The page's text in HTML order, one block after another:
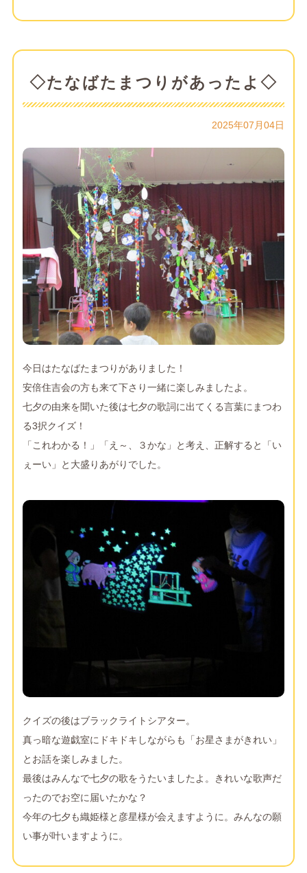
◇たなばたまつりがあったよ◇
2025年07月04日
今日はたなばたまつりがありました！
安倍住吉会の方も来て下さり一緒に楽しみましたよ。
七夕の由来を聞いた後は七夕の歌詞に出てくる言葉にまつわ
る3択クイズ！
「これわかる！」「え～、３かな」と考え、正解すると「い
ぇーい」と大盛りあがりでした。
クイズの後はブラックライトシアター。
真っ暗な遊戯室にドキドキしながらも「お星さまがきれい」
とお話を楽しみました。
最後はみんなで七夕の歌をうたいましたよ。きれいな歌声だ
ったのでお空に届いたかな？
今年の七夕も織姫様と彦星様が会えますように。みんなの願
い事が叶いますように。